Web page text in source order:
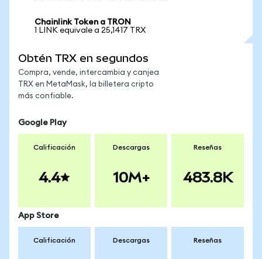
Chainlink Token a TRON
1 LINK equivale a 25,1417 TRX
Obtén TRX en segundos
Compra, vende, intercambia y canjea
TRX en MetaMask, la billetera cripto
más confiable.
Google Play
Calificación
4.4
Descargas
10M+
Reseñas
483.8K
App Store
Calificación Descargas Reseñas